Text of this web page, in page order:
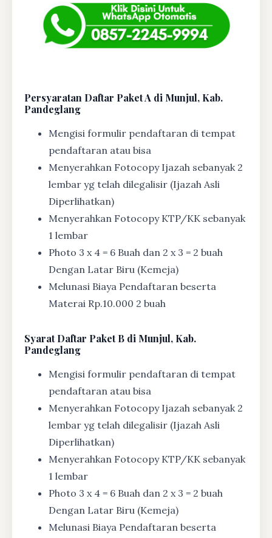
Persyaratan Daftar Paket A di Munjul, Kab.
Pandeglang
Mengisi formulir pendaftaran di tempat
pendaftaran atau bisa
Menyerahkan Fotocopy Ijazah sebanyak 2
lembar yg telah dilegalisir (Ijazah Asli
Diperlihatkan)
Menyerahkan Fotocopy KTP/KK sebanyak
1 lembar
Photo 3 x 4 = 6 Buah dan 2 x 3 = 2 buah
Dengan Latar Biru (Kemeja)
Melunasi Biaya Pendaftaran beserta
Materai Rp.10.000 2 buah
SyaratDaftar Paket B di Munjul, Kab.
Pandeglang
Mengisi formulir pendaftaran di tempat
pendaftaran atau bisa
Menyerahkan Fotocopy Ijazah sebanyak 2
lembar yg telah dilegalisir (Ijazah Asli
Diperlihatkan)
Menyerahkan Fotocopy KTP/KK sebanyak
1 lembar
Photo 3 x 4 = 6 Buah dan 2 x 3 = 2 buah
Dengan Latar Biru (Kemeja)
Melunasi Biaya Pendaftaran beserta